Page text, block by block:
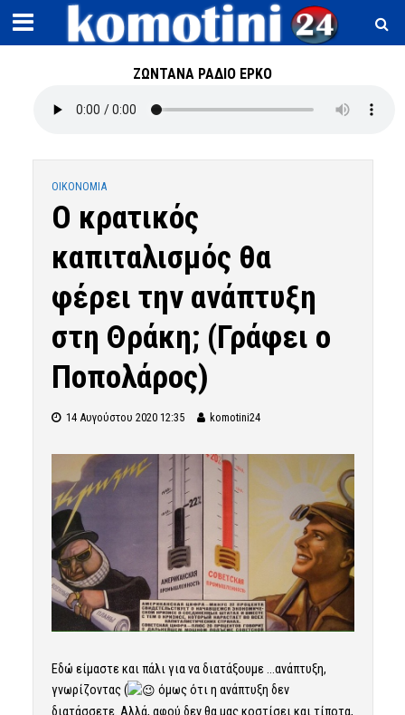
ΖΩΝΤΑΝΑ ΡΑΔΙΟ ΕΡΚΟ
OIKONOMIA
Ο κρατικός
καπιταλισμός θα
φέρει την ανάπτυξη
στη Θράκη; (Γράφει ο
Ποπολάρος)
14 Αυγούστου 2020 12:35 komotini24
Εδώ είμαστε και πάλι για να διατάξουμε …ανάπτυξη,
γνωρίζοντας (
όμως ότι η ανάπτυξη δεν
διατάσσετε. Αλλά, αφού δεν θα μας κοστίσει και τίποτα,